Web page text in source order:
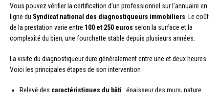
Vous pouvez vérifier la certification d’un professionnel sur l’annuaire en
ligne du Syndicat national des diagnostiqueurs immobiliers . Le coût
de la prestation varie entre 100 et 250 euros selon la surface et la
complexité du bien, une fourchette stable depuis plusieurs années.
La visite du diagnostiqueur dure généralement entre une et deux heures.
Voici les principales étapes de son intervention :
Relevé des caractéristiques du bâti : épaisseur des murs, nature